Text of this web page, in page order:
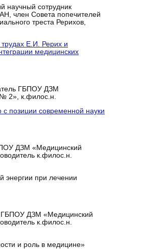
научный сотрудник
член Совета попечителей
треста Рерихов,
Е.И. Рерих и
медицинских
ГБПОУ ДЗМ
2», к.филос.н.
с позиции современной науки
ДЗМ «Медицинский
к.филос.н.
энергии при лечении
ГБПОУ ДЗМ «Медицинский
к.филос.н.
и роль в медицине»